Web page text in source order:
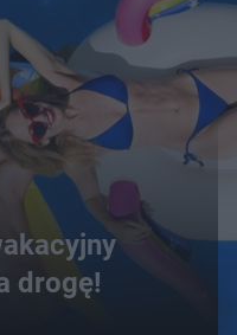
drogę!